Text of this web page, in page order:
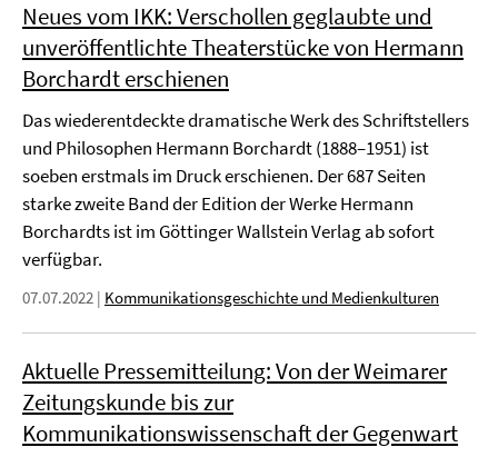
Neues vom IKK: Verschollen geglaubte und
unveröffentlichte Theaterstücke von Hermann
Borchardt erschienen
Das wiederentdeckte dramatische Werk des Schriftstellers
und Philosophen Hermann Borchardt (1888–1951) ist
soeben erstmals im Druck erschienen. Der 687 Seiten
starke zweite Band der Edition der Werke Hermann
Borchardts ist im Göttinger Wallstein Verlag ab sofort
verfügbar.
07.07.2022 | Kommunikationsgeschichte und Medienkulturen
Aktuelle Pressemitteilung: Von der Weimarer
Zeitungskunde bis zur
Kommunikationswissenschaft der Gegenwart